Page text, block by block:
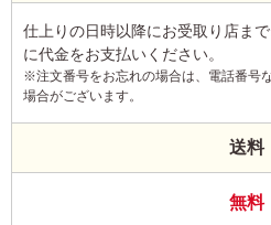
仕上りの日時以降にお受取り店ま
に代金をお支払いください。
※注文番号をお忘れの場合は、電話番号
場合がございます。
送料
無料